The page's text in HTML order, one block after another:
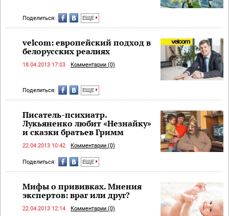
Поделиться: ЕЩЕ
velcom: европейский подход в
белорусских реалиях
18.04.2013 17:03 Комментарии (0)
Поделиться: ЕЩЕ
Писатель-психиатр.
Лукьяненко любит «Незнайку»
и сказки братьев Гримм
22.04.2013 10:42 Комментарии (0)
Поделиться: ЕЩЕ
Мифы о прививках. Мнения
экспертов: враг или друг?
22.04.2013 12:14 Комментарии (0)